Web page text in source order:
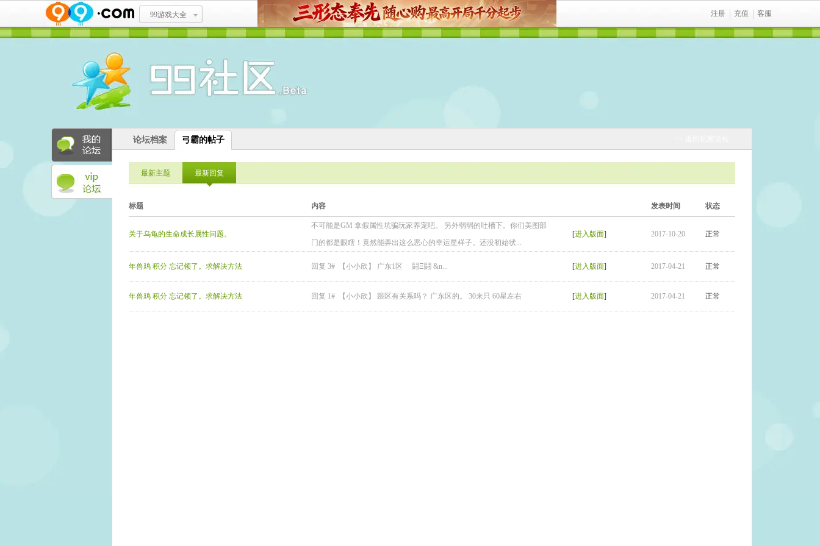
99游戏大全 注册 充值 客服
论坛档案 弓霸的帖子
最新主题 最新回复
标题 内容 发表时间 状态
关于乌龟的生命成长属性问题。
不可能是GM 拿假属性坑骗玩家养宠吧。 另外弱弱的吐槽下。你们美图部
门的都是眼瞎！竟然能弄出这么恶心的幸运星样子。还没初始状...
[进入版面] 2017-10-20 正常
年兽鸡 积分 忘记领了。求解决方法 回复 3# 【小小欣】 广东1区 鬪Ξ鬪 &n... [进入版面] 2017-04-21 正常
年兽鸡 积分 忘记领了。求解决方法 回复 1# 【小小欣】 跟区有关系吗？ 广东区的。 30来只 60星左右 [进入版面] 2017-04-21 正常